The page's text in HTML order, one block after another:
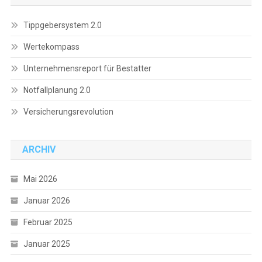
Tippgebersystem 2.0
Wertekompass
Unternehmensreport für Bestatter
Notfallplanung 2.0
Versicherungsrevolution
ARCHIV
Mai 2026
Januar 2026
Februar 2025
Januar 2025